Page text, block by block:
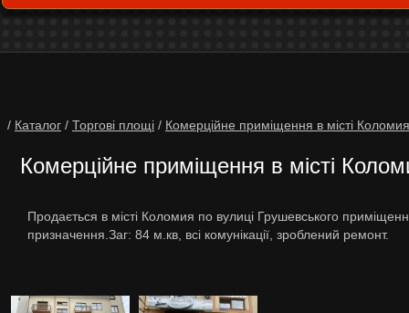
/ Каталог / Торгові площі / Комерційне приміщення в місті
Комерційне приміщення в місті
Продається в місті Коломия по вулиці Грушевського
призначення.Заг: 84 м.кв, всі комунікації, зроблений ремонт.